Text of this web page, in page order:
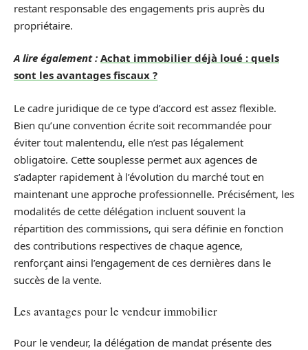
restant responsable des engagements pris auprès du
propriétaire.
A lire également : Achat immobilier déjà loué : quels
sont les avantages fiscaux ?
Le cadre juridique de ce type d’accord est assez flexible.
Bien qu’une convention écrite soit recommandée pour
éviter tout malentendu, elle n’est pas légalement
obligatoire. Cette souplesse permet aux agences de
s’adapter rapidement à l’évolution du marché tout en
maintenant une approche professionnelle. Précisément, les
modalités de cette délégation incluent souvent la
répartition des commissions, qui sera définie en fonction
des contributions respectives de chaque agence,
renforçant ainsi l’engagement de ces dernières dans le
succès de la vente.
Les avantages pour le vendeur immobilier
Pour le vendeur, la délégation de mandat présente des